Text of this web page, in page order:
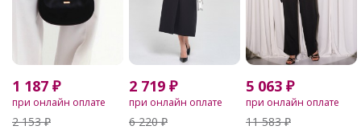
1 187 ₽
при онлайн оплате
2 153 ₽
2 719 ₽
при онлайн оплате
6 220 ₽
5 063 ₽
при онлайн оплате
11 583 ₽